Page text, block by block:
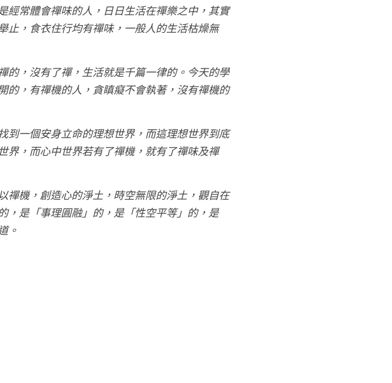
經常體會禪味的人，日日生活在禪樂之中，其實
止，食衣住行均有禪味，一般人的生活枯燥無
的，沒有了禪，生活就是千篇一律的。今天的學
的，有禪機的人，貪瞋癡不會執著，沒有禪機的
到一個安身立命的理想世界，而這理想世界到底
界，而心中世界若有了禪機，就有了禪味及禪
禪機，創造心的淨土，時空無限的淨土，觀自在
，是「事理圓融」的，是「性空平等」的，是
。